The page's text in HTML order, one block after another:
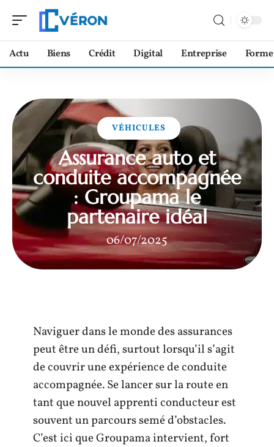
Actu Biens Crédit Digital Entreprise Forme
VÉHICULES
Assurance auto et
conduite accompagnée
: Groupama le
partenaire idéal
06/07/2025
Naviguer dans le monde des assurances
peut être un défi, surtout lorsqu’il s’agit
de couvrir une expérience de conduite
accompagnée. Se lancer sur la route en
tant que nouvel apprenti conducteur est
souvent un parcours semé d’obstacles.
C’est ici que Groupama intervient, fort